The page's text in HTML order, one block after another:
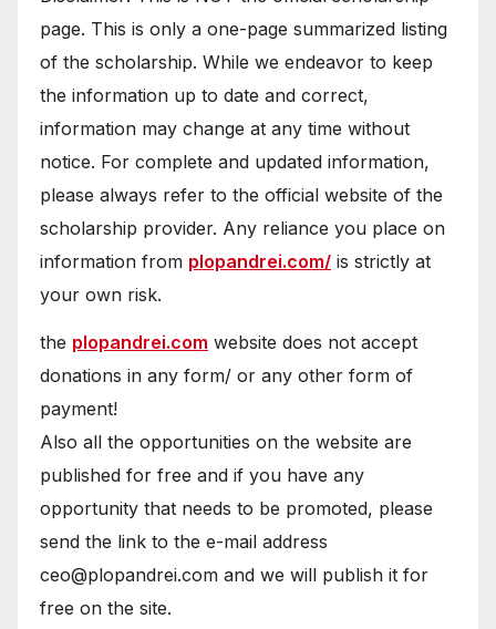
page. This is only a one-page summarized listing
of the scholarship. While we endeavor to keep
the information up to date and correct,
information may change at any time without
notice. For complete and updated information,
please always refer to the official website of the
scholarship provider. Any reliance you place on
information from plopandrei.com/ is strictly at
your own risk.
the plopandrei.com website does not accept
donations in any form/ or any other form of
payment!
Also all the opportunities on the website are
published for free and if you have any
opportunity that needs to be promoted, please
send the link to the e-mail address
ceo@plopandrei.com and we will publish it for
free on the site.